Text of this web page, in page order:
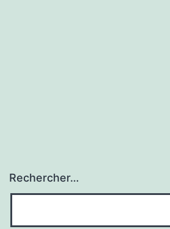
Rechercher…